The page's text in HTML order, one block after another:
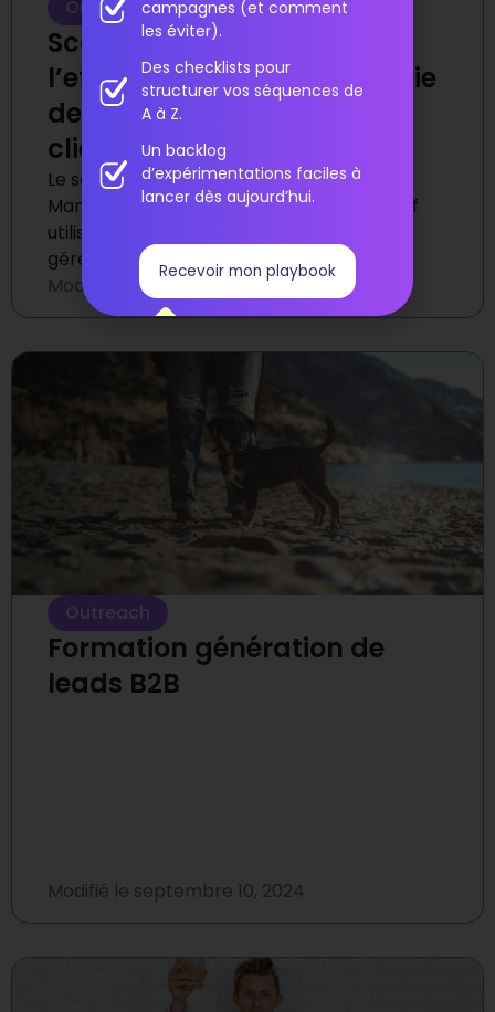
Outreach
Score CRM : Maximiser
l’efficacité de votre stratégie
de gestion de la relation
client
Le score CRM (Customer Relationship
Management) est un indicateur quantitatif
utilisé par les entreprises pour évaluer et
gérer leurs relations clients
Modifié le
septembre 10, 2024
Outreach
Formation génération de
leads B2B
Modifié le septembre 10, 2024
campagnes (et comment
les éviter).
Des checklists pour
structurer vos séquences de
A à Z.
Un backlog
d’expérimentations faciles à
lancer dès aujourd’hui.
Recevoir mon playbook